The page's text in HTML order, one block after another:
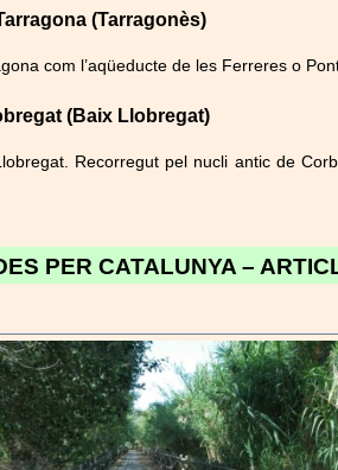
(Tarragonès)
com l’aqüeducte de les Ferreres o
(Baix Llobregat)
Recorregut pel nucli antic de
PER CATALUNYA –